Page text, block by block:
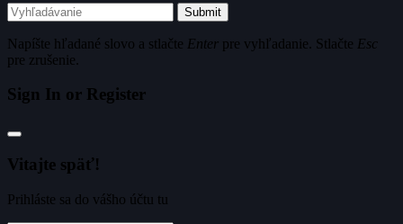
Submit
Napíšte hľadané slovo a stlačte Enter pre vyhľadanie. Stlačte Esc
pre zrušenie.
Sign In or Register
Vitajte späť!
Prihláste sa do vášho účtu tu